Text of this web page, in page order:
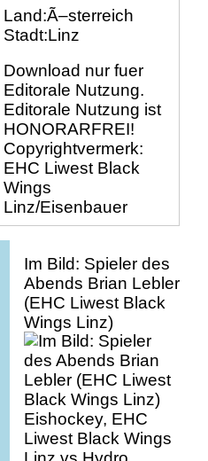
Land:Ã–sterreich
Stadt:Linz
Download nur fuer
Editorale Nutzung.
Editorale Nutzung ist
HONORARFREI!
Copyrightvermerk:
EHC Liwest Black
Wings
Linz/Eisenbauer
Im Bild: Spieler des
Abends Brian Lebler
(EHC Liwest Black
Wings Linz)
Eishockey, EHC
Liwest Black Wings
Linz vs Hydro
Fehervar AV 19